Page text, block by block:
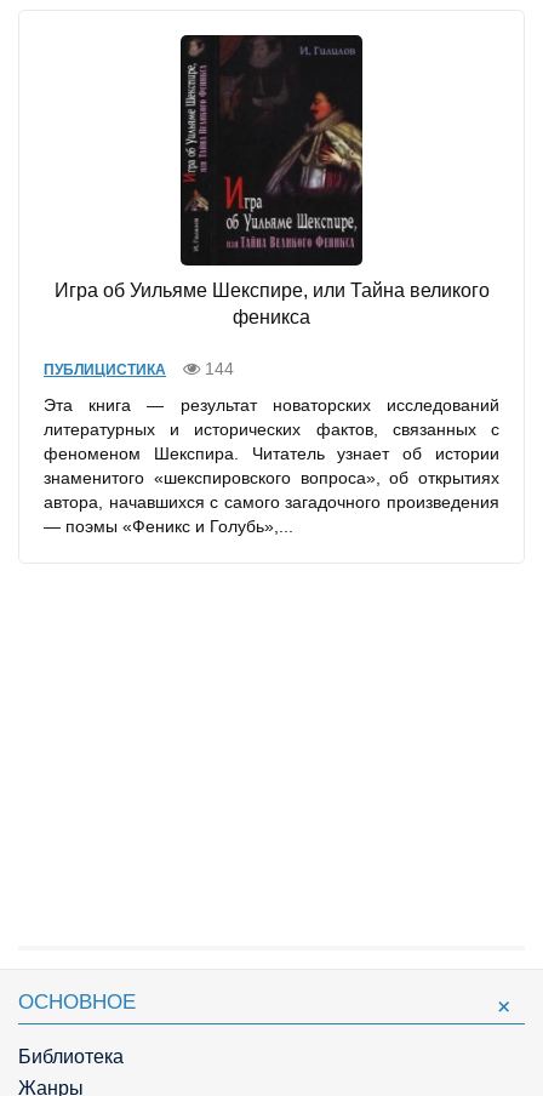
Игра об Уильяме Шекспире, или Тайна великого
феникса
ПУБЛИЦИСТИКА
144
Эта книга — результат новаторских исследований
литературных и исторических фактов, связанных с
феноменом Шекспира. Читатель узнает об истории
знаменитого «шекспировского вопроса», об открытиях
автора, начавшихся с самого загадочного произведения
— поэмы «Феникс и Голубь»,...
ОСНОВНОЕ
Библиотека
Жанры